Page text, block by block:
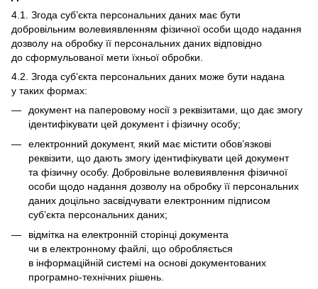
4.1. Згода суб’єкта персональних даних має бути
добровільним волевиявленням фізичної особи щодо надання
дозволу на обробку її персональних даних відповідно
до сформульованої мети їхньої обробки.
4.2. Згода суб’єкта персональних даних може бути надана
у таких формах:
документ на паперовому носії з реквізитами, що дає змогу
ідентифікувати цей документ і фізичну особу;
електронний документ, який має містити обов’язкові
реквізити, що дають змогу ідентифікувати цей документ
та фізичну особу. Добровільне волевиявлення фізичної
особи щодо надання дозволу на обробку її персональних
даних доцільно засвідчувати електронним підписом
суб’єкта персональних даних;
відмітка на електронній сторінці документа
чи в електронному файлі, що обробляється
в інформаційній системі на основі документованих
програмно-технічних рішень.